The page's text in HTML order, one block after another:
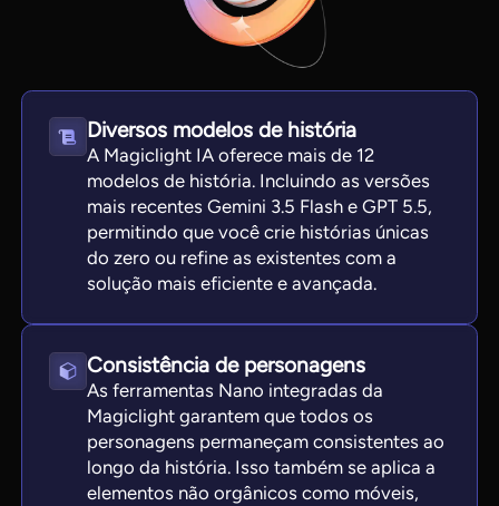
View all tools
Diversos modelos de história
A Magiclight IA oferece mais de 12
modelos de história. Incluindo as versões
mais recentes Gemini 3.5 Flash e GPT 5.5,
permitindo que você crie histórias únicas
do zero ou refine as existentes com a
solução mais eficiente e avançada.
Consistência de personagens
As ferramentas Nano integradas da
Magiclight garantem que todos os
personagens permaneçam consistentes ao
longo da história. Isso também se aplica a
elementos não orgânicos como móveis,